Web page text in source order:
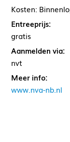
Kosten:
Entreeprijs:
gratis
Aanmelden via:
nvt
Meer info:
www.nva-nb.nl